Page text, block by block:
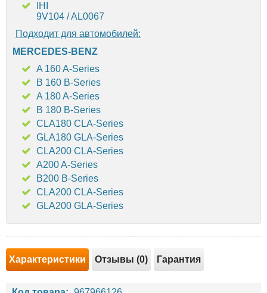
IHI
9V104 / AL0067
Подходит для автомобилей:
MERCEDES-BENZ
A 160 A-Series
B 160 B-Series
A 180 A-Series
B 180 B-Series
CLA180 CLA-Series
GLA180 GLA-Series
CLA200 CLA-Series
A200 A-Series
B200 B-Series
CLA200 CLA-Series
GLA200 GLA-Series
Характеристики Отзывы (0) Гарантия